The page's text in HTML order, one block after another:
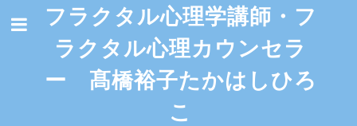
フラクタル心理学講師・フ
ラクタル心理カウンセラ
ー 髙橋裕子たかはしひろ
こ